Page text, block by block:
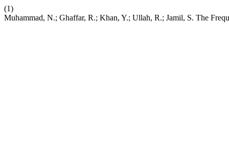
(1)
Muhammad, N.; Ghaffar, R.; Khan, Y.; Ullah, R.; Jamil, S. The